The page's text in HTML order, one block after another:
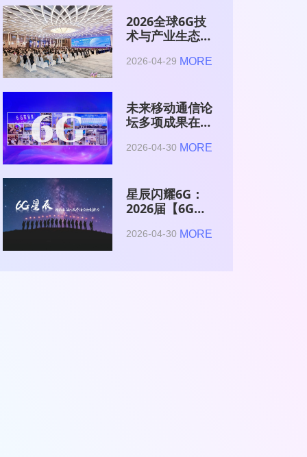
2026全球6G技
术与产业生态大
2026-04-29 MORE
未来移动通信论
坛多项成果在
术与产业生态大
2026-04-30 MORE
星辰闪耀6G：
2026届【6G星
与博士获颁证书
2026-04-30 MORE